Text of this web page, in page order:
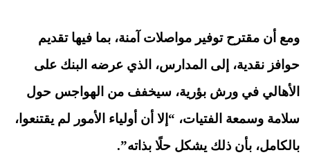
ومع أن مقترح توفير مواصلات آمنة، بما فيها تقديم
حوافز نقدية، إلى المدارس، الذي عرضه البنك على
الأهالي في ورش بؤرية، سيخفف من الهواجس حول
سلامة وسمعة الفتيات، “إلا أن أولياء الأمور لم يقتنعوا،
بالكامل، بأن ذلك يشكل حلًا بذاته”.